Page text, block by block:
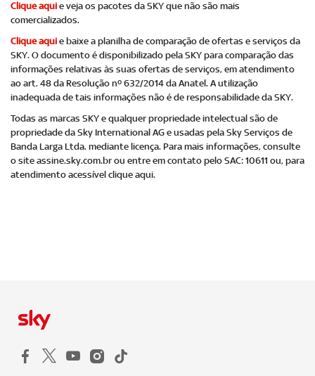
Clique aqui e veja os pacotes da SKY que não são mais
comercializados.
Clique aqui e baixe a planilha de comparação de ofertas e serviços da
SKY. O documento é disponibilizado pela SKY para comparação das
informações relativas às suas ofertas de serviços, em atendimento
ao art. 48 da Resolução nº 632/2014 da Anatel. A utilização
inadequada de tais informações não é de responsabilidade da SKY.
Todas as marcas SKY e qualquer propriedade intelectual são de
propriedade da Sky International AG e usadas pela Sky Serviços de
Banda Larga Ltda. mediante licença. Para mais informações, consulte
o site assine.sky.com.br ou entre em contato pelo SAC: 10611 ou, para
atendimento acessível clique aqui.